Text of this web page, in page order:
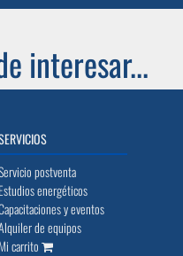
interesar...
postventa
Estudios energéticos
y eventos
de equipos
Mi carrito